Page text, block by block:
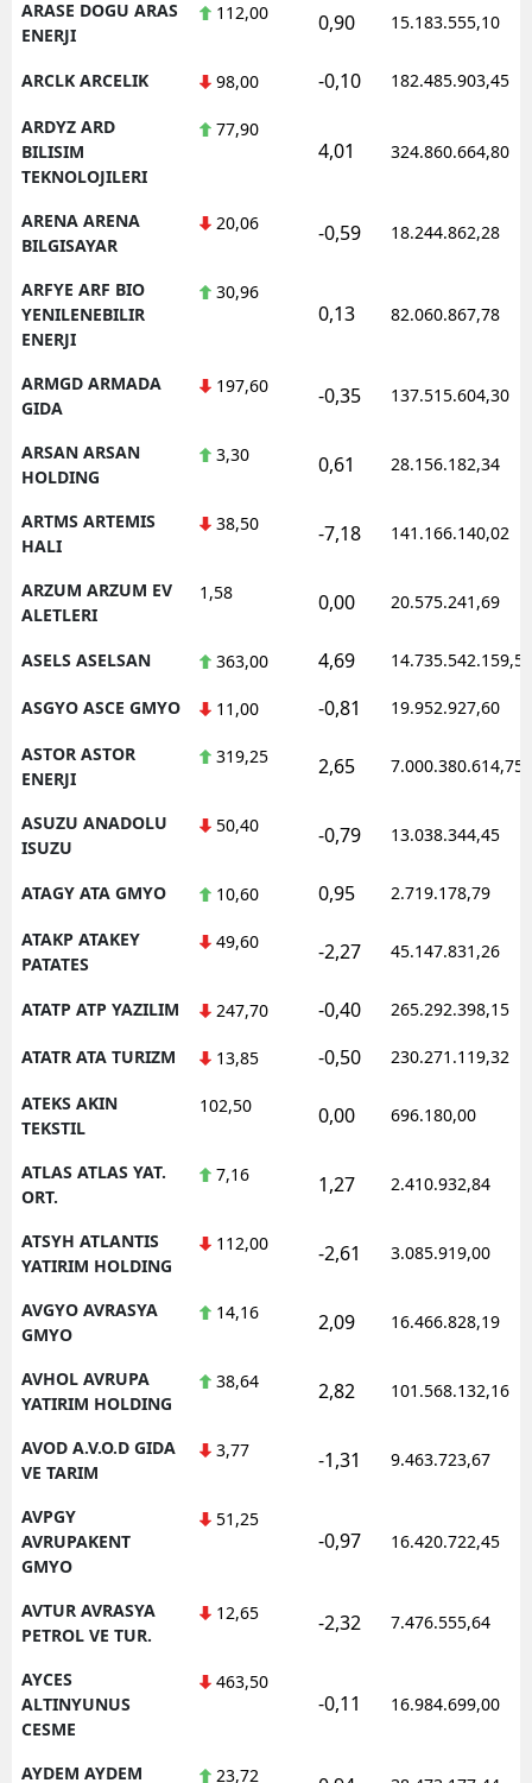
ARASE DOGU ARAS
ENERJI
112,00 0,90 15.183.555,10
ARCLK ARCELIK 98,00 -0,10 182.485.903,45
ARDYZ ARD
BILISIM
TEKNOLOJILERI
77,90
4,01 324.860.664,80
ARENA ARENA
BILGISAYAR
20,06 -0,59 18.244.862,28
ARFYE ARF BIO
YENILENEBILIR
ENERJI
30,96
0,13 82.060.867,78
ARMGD ARMADA
GIDA
197,60 -0,35 137.515.604,30
ARSAN ARSAN
HOLDING
3,30 0,61 28.156.182,34
ARTMS ARTEMIS
HALI
38,50 -7,18 141.166.140,02
ARZUM ARZUM EV
ALETLERI
1,58 0,00 20.575.241,69
ASELS ASELSAN 363,00 4,69 14.735.542.159,50
ASGYO ASCE GMYO 11,00 -0,81 19.952.927,60
ASTOR ASTOR
ENERJI
319,25 2,65 7.000.380.614,75
ASUZU ANADOLU
ISUZU
50,40 -0,79 13.038.344,45
ATAGY ATA GMYO 10,60 0,95 2.719.178,79
ATAKP ATAKEY
PATATES
49,60 -2,27 45.147.831,26
ATATP ATP YAZILIM 247,70 -0,40 265.292.398,15
ATATR ATA TURIZM 13,85 -0,50 230.271.119,32
ATEKS AKIN
TEKSTIL
102,50 0,00 696.180,00
ATLAS ATLAS YAT.
ORT.
7,16 1,27 2.410.932,84
ATSYH ATLANTIS
YATIRIM HOLDING
112,00 -2,61 3.085.919,00
AVGYO AVRASYA
GMYO
14,16 2,09 16.466.828,19
AVHOL AVRUPA
YATIRIM HOLDING
38,64 2,82 101.568.132,16
AVOD A.V.O.D GIDA
VE TARIM
3,77 -1,31 9.463.723,67
AVPGY
AVRUPAKENT
GMYO
51,25
-0,97 16.420.722,45
AVTUR AVRASYA
PETROL VE TUR.
12,65 -2,32 7.476.555,64
AYCES
ALTINYUNUS
CESME
463,50
-0,11 16.984.699,00
AYDEM AYDEM 23,72